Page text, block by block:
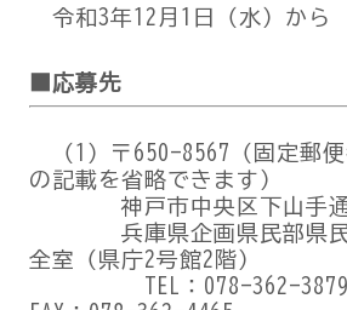
令和3年12月1日（水）から
■応募先
（1）〒650-8567（固定郵
の記載を省略できます）
神戸市中央区下山手通5
兵庫県企画県民部県民
全室（県庁2号館2階）
TEL：078-362-3879